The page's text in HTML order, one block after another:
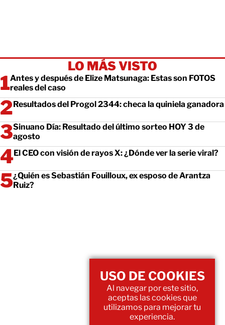
LO MÁS VISTO
Antes y después de Elize Matsunaga: Estas son FOTOS
reales del caso
Resultados del Progol 2344: checa la quiniela ganadora
Sinuano Día: Resultado del último sorteo HOY 3 de
agosto
El CEO con visión de rayos X: ¿Dónde ver la serie viral?
¿Quién es Sebastián Fouilloux, ex esposo de Arantza
Ruiz?
USO DE COOKIES
Al navegar por este sitio,
aceptas las cookies que
utilizamos para mejorar tu
experiencia.